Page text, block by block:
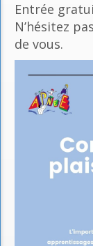
Entrée
N’hésitez
de vous.